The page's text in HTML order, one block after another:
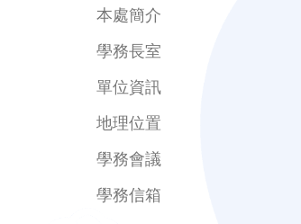
本處簡介
學務長室
單位資訊
地理位置
學務會議
學務信箱